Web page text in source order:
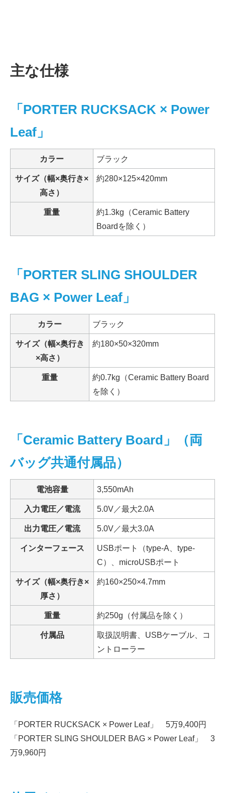
主な仕様
「PORTER RUCKSACK × Power
Leaf」
カラー ブラック
サイズ（幅×奥行き×
高さ）
約280×125×420mm
重量
約1.3kg（Ceramic Battery
Boardを除く）
「PORTER SLING SHOULDER
BAG × Power Leaf」
カラー ブラック
サイズ（幅×奥行き
×高さ）
約180×50×320mm
重量
約0.7kg（Ceramic Battery Board
を除く）
「Ceramic Battery Board」（両
バッグ共通付属品）
電池容量 3,550mAh
入力電圧／電流 5.0V／最大2.0A
出力電圧／電流 5.0V／最大3.0A
インターフェース
USBポート（type-A、type-
C）、microUSBポート
サイズ（幅×奥行き×
厚さ）
約160×250×4.7mm
重量 約250g（付属品を除く）
付属品
取扱説明書、USBケーブル、コ
ントローラー
販売価格
「PORTER RUCKSACK × Power Leaf」 5万9,400円
「PORTER SLING SHOULDER BAG × Power Leaf」 3
万9,960円